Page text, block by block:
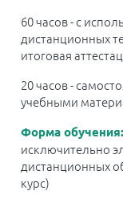
60 часов - с
дистанционных
итоговая
20 часов -
учебными
Форма обучения:
исключительно
дистанционных
курс)